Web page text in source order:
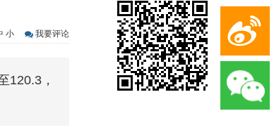
起“跷跷板” 结构性失衡藏
明显下行
链解析
小 我要评论
120.3，